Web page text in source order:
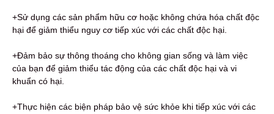
+Sử dụng các sản phẩm hữu cơ hoặc không chứa hóa chất độc
hại để giảm thiểu nguy cơ tiếp xúc với các chất độc hại.
+Đảm bảo sự thông thoáng cho không gian sống và làm việc
của bạn để giảm thiểu tác động của các chất độc hại và vi
khuẩn có hại.
+Thực hiện các biện pháp bảo vệ sức khỏe khi tiếp xúc với các